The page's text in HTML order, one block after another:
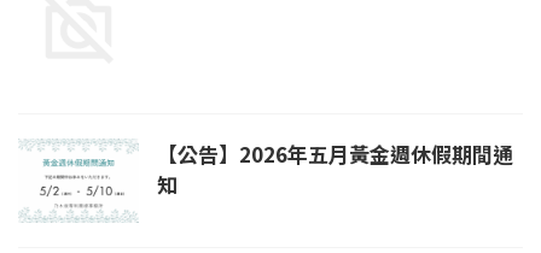
【公告】2026年五月黃金週休假期間通
知